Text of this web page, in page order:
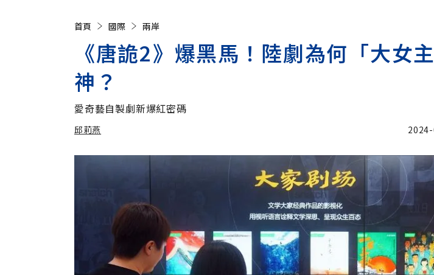
首頁 國際 兩岸
《唐詭2》爆黑馬！陸劇為何「大女
神？
愛奇藝自製劇新爆紅密碼
邱莉燕